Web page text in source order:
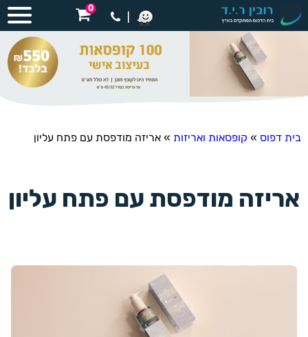
0
בית דפוס » קופסאות ואריזות » אריזה מודפסת עם פתח עליון
אריזה מודפסת עם פתח עליון